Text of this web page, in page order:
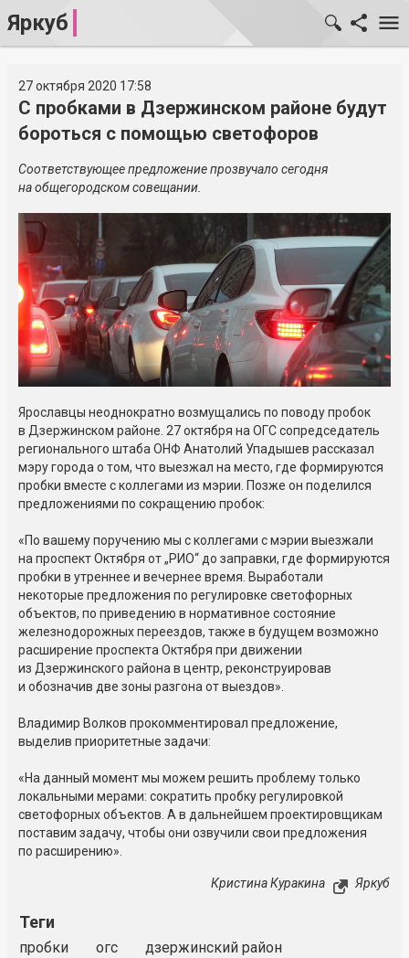
Яркуб
27 октября 2020 17:58
С пробками в Дзержинском районе будут
бороться с помощью светофоров
Соответствующее предложение прозвучало сегодня
на общегородском совещании.
Ярославцы неоднократно возмущались по поводу пробок
в Дзержинском районе. 27 октября на ОГС сопредседатель
регионального штаба ОНФ Анатолий Упадышев рассказал
мэру города о том, что выезжал на место, где формируются
пробки вместе с коллегами из мэрии. Позже он поделился
предложениями по сокращению пробок:
«По вашему поручению мы с коллегами с мэрии выезжали
на проспект Октября от „РИО“ до заправки, где формируются
пробки в утреннее и вечернее время. Выработали
некоторые предложения по регулировке светофорных
объектов, по приведению в нормативное состояние
железнодорожных переездов, также в будущем возможно
расширение проспекта Октября при движении
из Дзержинского района в центр, реконструировав
и обозначив две зоны разгона от выездов».
Владимир Волков прокомментировал предложение,
выделив приоритетные задачи:
«На данный момент мы можем решить проблему только
локальными мерами: сократить пробку регулировкой
светофорных объектов. А в дальнейшем проектировщикам
поставим задачу, чтобы они озвучили свои предложения
по расширению».
Кристина Куракина Яркуб
Теги
пробки огс дзержинский район